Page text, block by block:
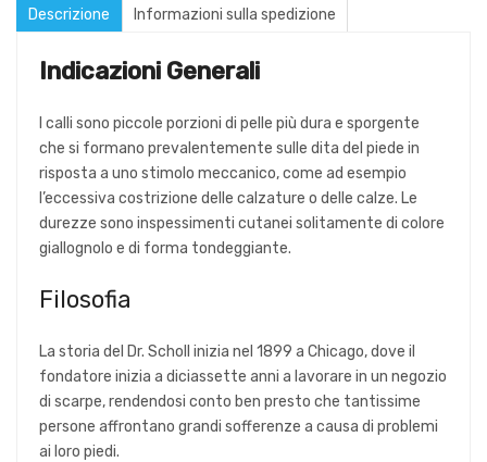
Descrizione Informazioni sulla spedizione
Indicazioni Generali
I calli sono piccole porzioni di pelle più dura e sporgente
che si formano prevalentemente sulle dita del piede in
risposta a uno stimolo meccanico, come ad esempio
l’eccessiva costrizione delle calzature o delle calze. Le
durezze sono inspessimenti cutanei solitamente di colore
giallognolo e di forma tondeggiante.
Filosofia
La storia del Dr. Scholl inizia nel 1899 a Chicago, dove il
fondatore inizia a diciassette anni a lavorare in un negozio
di scarpe, rendendosi conto ben presto che tantissime
persone affrontano grandi sofferenze a causa di problemi
ai loro piedi.